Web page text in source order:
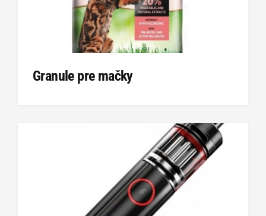
Granule pre mačky